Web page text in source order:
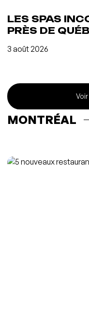
LES SPAS
PRÈS DE
3 août 2026
MONTRÉAL